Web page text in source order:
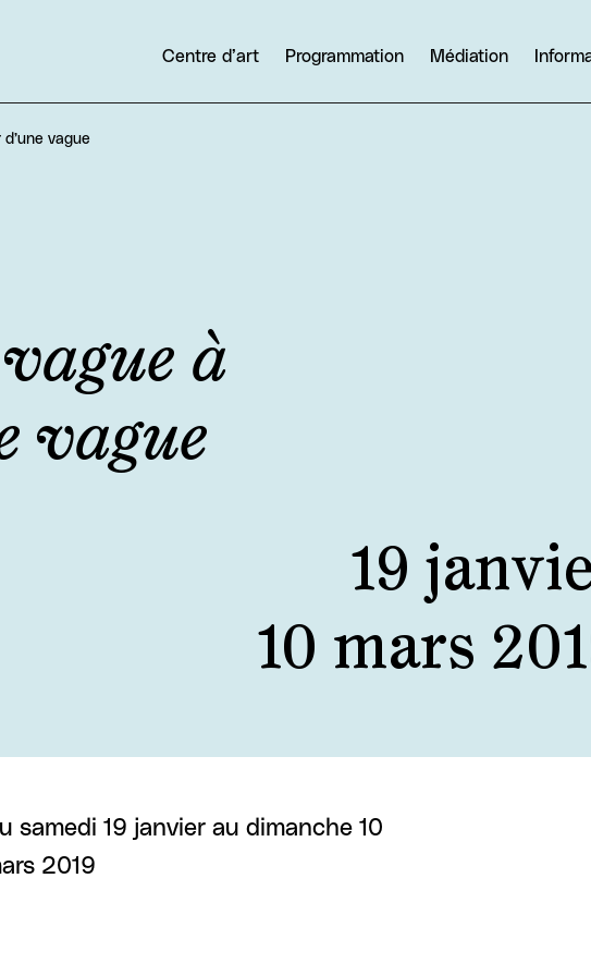
Centre d’art Programmation Médiation
vague
à
vague
19
10 mars
samedi 19 janvier au dimanche 10
2019